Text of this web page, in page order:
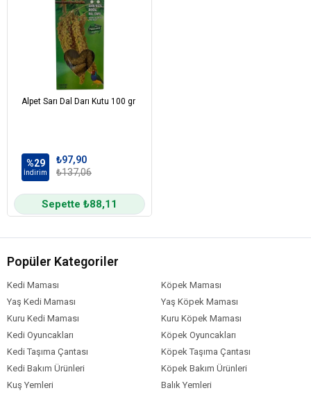
Alpet Sarı Dal Darı Kutu 100 gr
%29
İndirim
₺97,90
₺137,06
Sepette ₺88,11
Popüler Kategoriler
Kedi Maması
Köpek Maması
Yaş Kedi Maması
Yaş Köpek Maması
Kuru Kedi Maması
Kuru Köpek Maması
Kedi Oyuncakları
Köpek Oyuncakları
Kedi Taşıma Çantası
Köpek Taşıma Çantası
Kedi Bakım Ürünleri
Köpek Bakım Ürünleri
Kuş Yemleri
Balık Yemleri